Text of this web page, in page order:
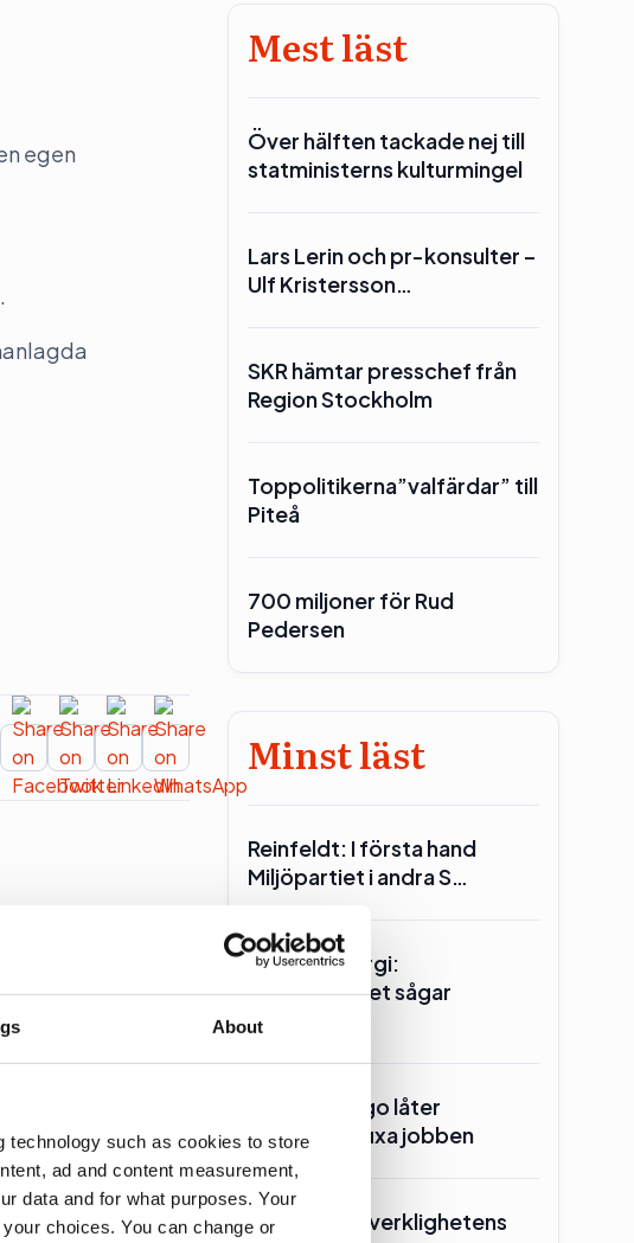
About
technology such as cookies to store
ad and content measurement,
data and for what purposes. Your
choices. You can change or
egen
växa.
intäkterna men
Mest läst
Över hälften tackade nej till
statministerns kulturmingel
Lars Lerin och pr-konsulter –
Ulf Kristersson…
SKR hämtar presschef från
Region Stockholm
Toppolitikerna”valfärdar” till
Piteå
700 miljoner för Rud
Pedersen
Minst läst
Reinfeldt: I första hand
Miljöpartiet i andra S…
Seklets energi:
Centerpartiet sågar
kärnkraften
Ander(s) Lago låter
Manpower fixa jobben
Kd skrotar ”verklighetens